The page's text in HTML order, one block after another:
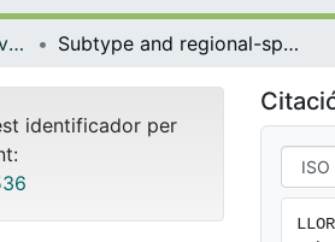
Articles publicats en revistes (Patologia i Terapèutica Experimental) Subtype and regional-specific neuroinflammation in sporadic creutzfeldt-jakob disease
identificador per